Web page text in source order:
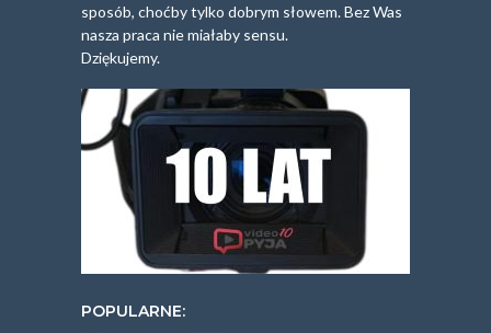
sposób, choćby tylko dobrym słowem. Bez Was
nasza praca nie miałaby sensu.
Dziękujemy.
POPULARNE: